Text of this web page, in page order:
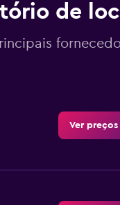
de
Ver preços